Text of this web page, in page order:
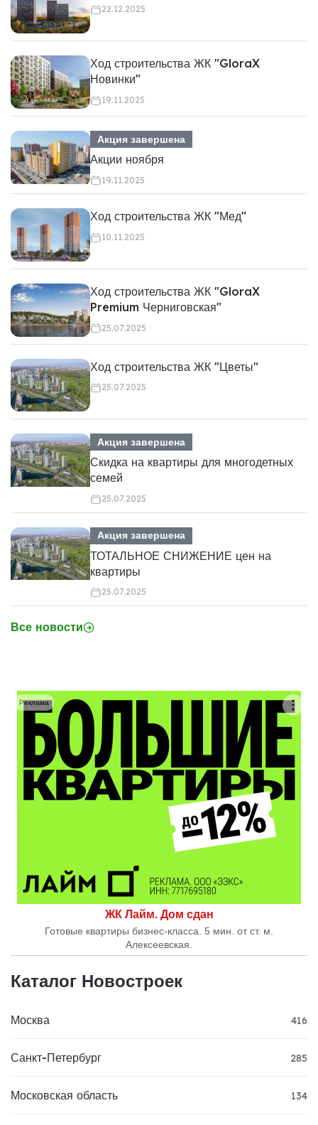
22.12.2025
Ход строительства ЖК "GloraX
Новинки"
19.11.2025
Акция завершена
Акции ноября
19.11.2025
Ход строительства ЖК "Мед"
10.11.2025
Ход строительства ЖК "GloraX
Premium Черниговская"
25.07.2025
Ход строительства ЖК "Цветы"
25.07.2025
Акция завершена
Скидка на квартиры для многодетных
семей
25.07.2025
Акция завершена
ТОТАЛЬНОЕ СНИЖЕНИЕ цен на
квартиры
25.07.2025
Все новости
ЖК Лайм. Дом сдан
Готовые квартиры бизнес-класса. 5 мин. от ст. м.
Алексеевская.
Реклама
Каталог Новостроек
Москва 416
Санкт-Петербург 285
Московская область 134